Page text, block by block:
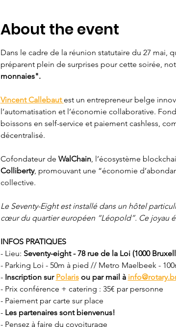
About the event
Dans le cadre de la réunion statutaire du 27 mai,
préparent plein de surprises pour cette soirée,
monnaies".
Vincent Callebaut est un entrepreneur belge
l’automatisation et l’économie collaborative.
boissons en self-service et paiement cashless,
décentralisé.
Cofondateur de WalChain, l’écosystème
Colliberty, promouvant une “économie
collective.
Le Seventy-Eight est installé dans un hôtel
cœur du quartier européen “Léopold”. Ce joyau
INFOS PRATIQUES
- Lieu: Seventy-eight - 78 rue de la Loi (1000
- Parking Loi - 50m à pied // Metro Maelbeek -
- Inscription sur Polaris ou par mail à
- Prix conférence + catering : 35€ par personne
- Paiement par carte sur place
- Les partenaires sont bienvenus!
- Pensez à faire du covoiturage